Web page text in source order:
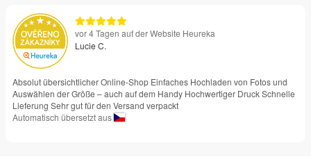
vor 4 Tagen auf der Website Heureka
Lucie C.
Absolut übersichtlicher Online-Shop Einfaches Hochladen von Fotos und
Auswählen der Größe – auch auf dem Handy Hochwertiger Druck Schnelle
Lieferung Sehr gut für den Versand verpackt
Automatisch übersetzt aus